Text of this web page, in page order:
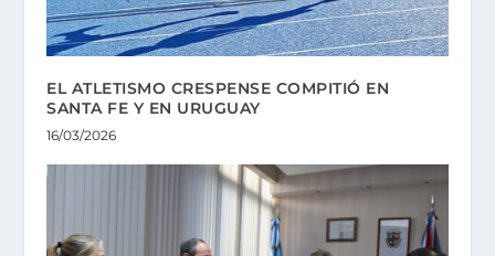
EL ATLETISMO CRESPENSE COMPITIÓ EN
SANTA FE Y EN URUGUAY
16/03/2026